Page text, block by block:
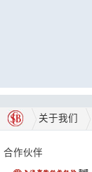
关于我们
合作伙伴